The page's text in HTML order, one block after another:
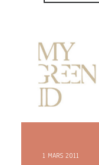
1 MARS 2011